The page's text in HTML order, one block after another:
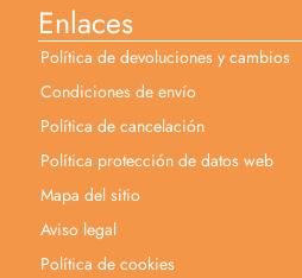
Enlaces
Política de devoluciones y cambios
Condiciones de envío
Política de cancelación
Política protección de datos web
Mapa del sitio
Aviso legal
Política de cookies